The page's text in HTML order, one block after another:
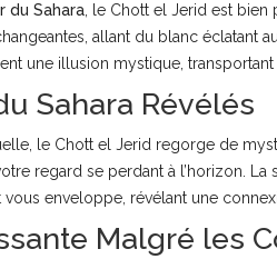
du Sahara , le Chott el Jerid est bien
allant du blanc éclatant
une illusion mystique,
Sahara Révélés
le Chott el Jerid regorge de
regard se perdant à l’horizon.
enveloppe, révélant une
Malgré les